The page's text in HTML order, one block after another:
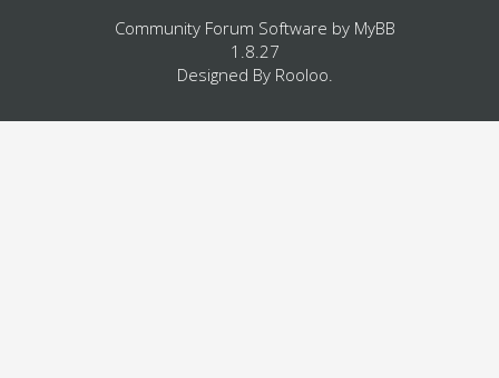
Community Forum Software by MyBB
1.8.27
Designed By Rooloo.